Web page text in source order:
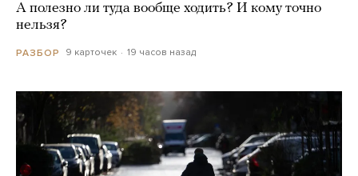
А полезно ли туда вообще ходить? И кому точно
нельзя?
РАЗБОР 9 карточек 19 часов назад